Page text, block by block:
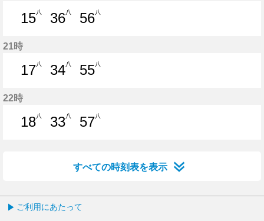
15八
36八
56八
21時
17八
34八
55八
22時
18八
33八
57八
すべての時刻表を表示
ご利用にあたって